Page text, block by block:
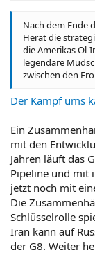
Nach dem Ende
Herat die
die Amerikas Öl-
legendäre
zwischen den
Der Kampf ums
Ein
mit den
Jahren läuft das
Pipeline und mit
jetzt noch mit
Die
Schlüsselrolle
Iran kann auf
der G8. Weiter